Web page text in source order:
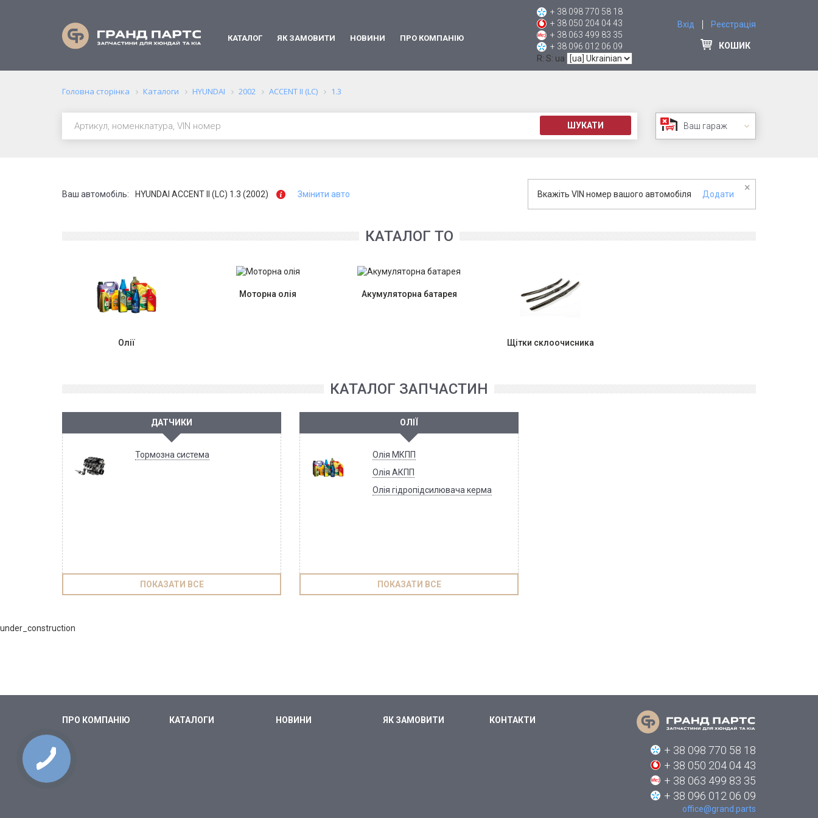
КАТАЛОГ ЯК ЗАМОВИТИ НОВИНИ ПРО КОМПАНІЮ
+ 38 098 770 58 18
+ 38 050 204 04 43
+ 38 063 499 83 35
+ 38 096 012 06 09
R: S: ua
Вхід Реєстрація
КОШИК
Головна сторінка Каталоги HYUNDAI 2002 ACCENT II (LC) 1.3
ШУКАТИ Ваш гараж
Ваш автомобіль: HYUNDAI ACCENT II (LC) 1.3 (2002) Змінити авто Вкажіть VIN номер вашого автомобіля Додати
×
КАТАЛОГ ТО
Олії
Моторна олія Акумуляторна батарея
Щітки склоочисника
КАТАЛОГ ЗАПЧАСТИН
ДАТЧИКИ
Тормозна система
ПОКАЗАТИ ВСЕ
ОЛІЇ
Олія МКПП
Олія АКПП
Олія гідропідсилювача керма
ПОКАЗАТИ ВСЕ
under_construction
ПРО КОМПАНІЮ КАТАЛОГИ НОВИНИ ЯК ЗАМОВИТИ КОНТАКТИ
+ 38 098 770 58 18
+ 38 050 204 04 43
+ 38 063 499 83 35
+ 38 096 012 06 09
office@grand.parts